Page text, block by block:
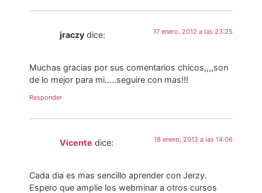
jraczy dice: 17 enero, 2012 a las 23:25
Muchas gracias por sus comentarios chicos,,,,son
de lo mejor para mi…..seguire con mas!!!
Responder
Vicente dice: 18 enero, 2012 a las 14:06
Cada dia es mas sencillo aprender con Jerzy.
Espero que amplie los webminar a otros cursos